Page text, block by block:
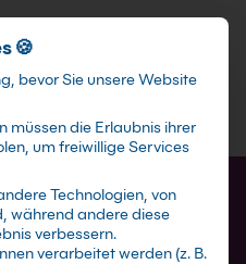
Schnellzugriff
🍪
bevor Sie unsere Website
müssen die Erlaubnis ihrer
um freiwillige Services
Technologien, von
während andere diese
verbessern.
verarbeitet werden (z. B.